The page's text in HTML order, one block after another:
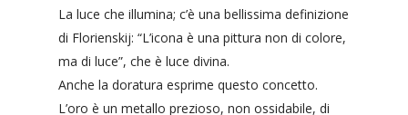
La luce che illumina; c’è una bellissima definizione
di Florienskij: “L’icona è una pittura non di colore,
ma di luce”, che è luce divina.
Anche la doratura esprime questo concetto.
L’oro è un metallo prezioso, non ossidabile, di